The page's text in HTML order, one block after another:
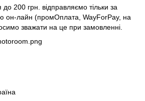
200 грн. відправляємо тільки за
он-лайн (промОплата, WayForPay, на
зважати на це при замовленні.